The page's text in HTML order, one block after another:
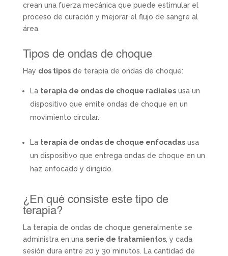
crean una fuerza mecánica que puede estimular el
proceso de curación y mejorar el flujo de sangre al
área.
Tipos de ondas de choque
Hay dos tiposde terapia de ondas de choque:
La terapia de ondas de choque radialesusa un
dispositivo que emite ondas de choque en un
movimiento circular.
La terapia de ondas de choque enfocadasusa
un dispositivo que entrega ondas de choque en un
haz enfocado y dirigido.
¿En qué consiste este tipo de
terapia?
La terapia de ondas de choque generalmente se
administra en una serie de tratamientos, y cada
sesión dura entre 20 y 30 minutos. La cantidad de